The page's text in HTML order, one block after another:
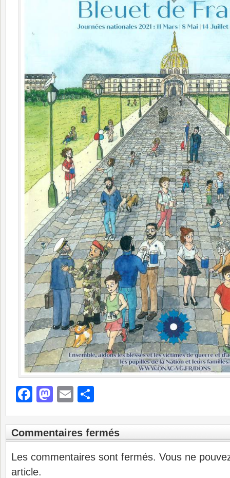
Facebook
Mastodon
Email
Commentaires fermés
Les commentaires sont fermés. Vous ne
article.